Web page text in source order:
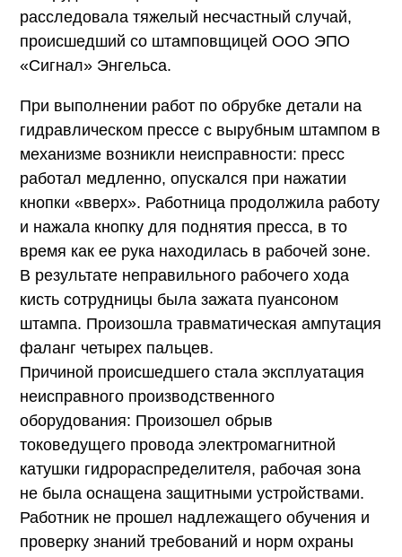
расследовала тяжелый несчастный случай,
происшедший со штамповщицей ООО ЭПО
«Сигнал» Энгельса.
При выполнении работ по обрубке детали на
гидравлическом прессе с вырубным штампом в
механизме возникли неисправности: пресс
работал медленно, опускался при нажатии
кнопки «вверх». Работница продолжила работу
и нажала кнопку для поднятия пресса, в то
время как ее рука находилась в рабочей зоне.
В результате неправильного рабочего хода
кисть сотрудницы была зажата пуансоном
штампа. Произошла травматическая ампутация
фаланг четырех пальцев.
Причиной происшедшего стала эксплуатация
неисправного производственного
оборудования: Произошел обрыв
токоведущего провода электромагнитной
катушки гидрораспределителя, рабочая зона
не была оснащена защитными устройствами.
Работник не прошел надлежащего обучения и
проверку знаний требований и норм охраны